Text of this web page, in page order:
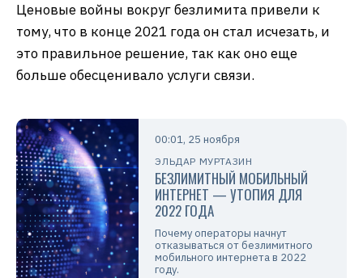
Ценовые войны вокруг безлимита привели к
тому, что в конце 2021 года он стал исчезать, и
это правильное решение, так как оно еще
больше обесценивало услуги связи.
00:01, 25 ноября
ЭЛЬДАР МУРТАЗИН
БЕЗЛИМИТНЫЙ МОБИЛЬНЫЙ
ИНТЕРНЕТ — УТОПИЯ ДЛЯ
2022 ГОДА
Почему операторы начнут
отказываться от безлимитного
мобильного интернета в 2022
году.